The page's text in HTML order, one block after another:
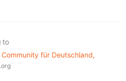
to
für Deutschland,